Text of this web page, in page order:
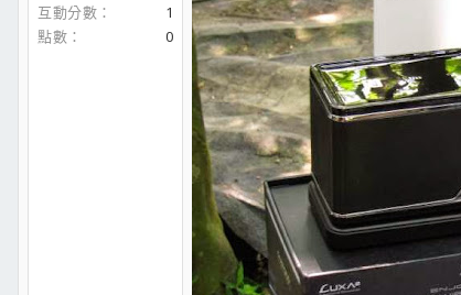
互動分數
1
點數
0